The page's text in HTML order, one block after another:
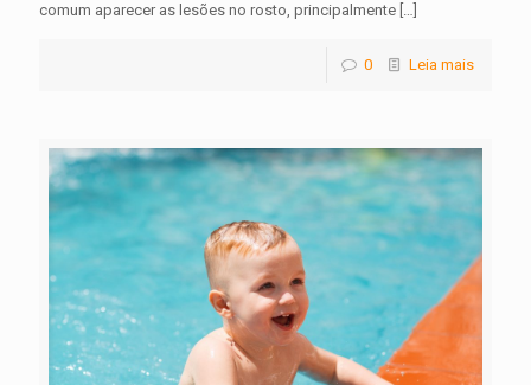
comum aparecer as lesões no rosto, principalmente […]
0 Leia mais